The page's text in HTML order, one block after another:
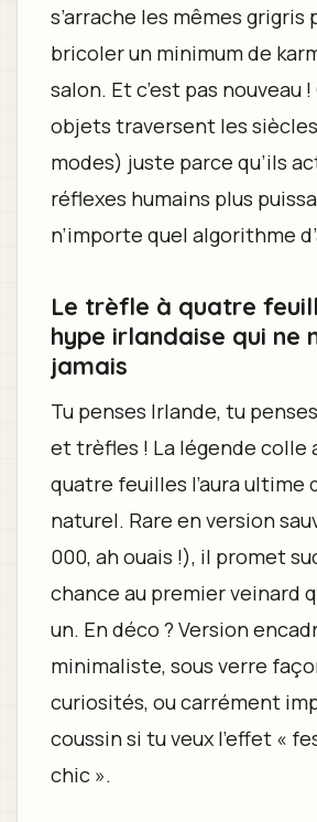
s’arrache les mêmes grigris
bricoler un minimum de
salon. Et c’est pas nouveau
objets traversent les
modes) juste parce qu’ils
réflexes humains plus
n’importe quel algorithme
Le trèfle à quatre
hype irlandaise qui ne
jamais
Tu penses Irlande, tu
et trèfles ! La légende colle
quatre feuilles l’aura ultime
naturel. Rare en version
000, ah ouais !), il promet
chance au premier veinard
un. En déco ? Version
minimaliste, sous verre
curiosités, ou carrément
coussin si tu veux l’effet «
chic ».